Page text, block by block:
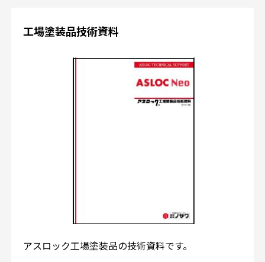
工場塗装品技術資料
アスロック工場塗装品の技術資料です。